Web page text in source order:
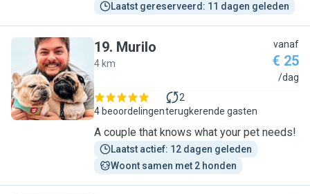
Laatst gereserveerd: 11 dagen geleden
M
19. Murilo
4 km
vanaf
€ 25
/dag
4 beoordelingen
2
terugkerende gasten
A couple that knows what your pet needs!
Laatst actief: 12 dagen geleden
Woont samen met 2 honden